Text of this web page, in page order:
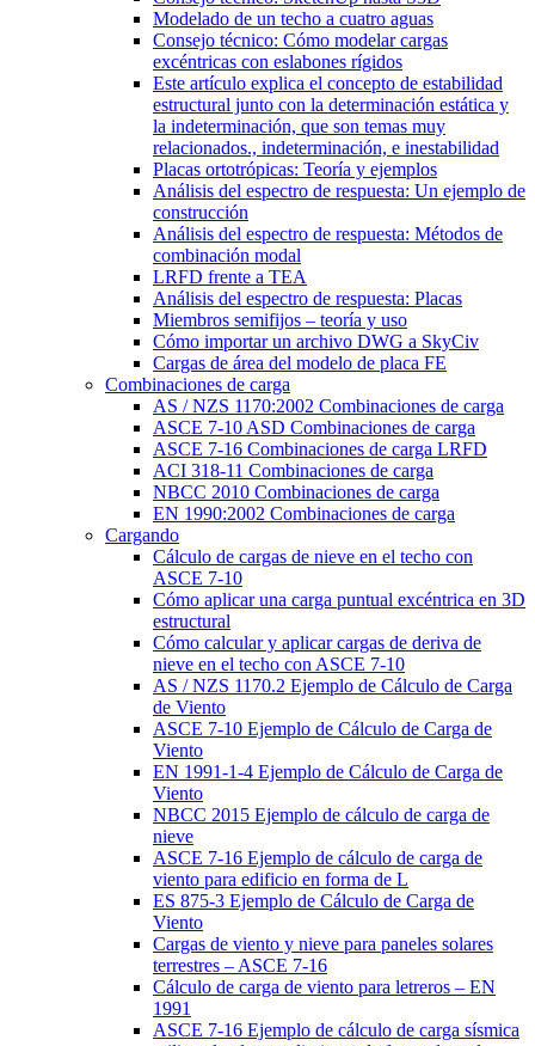
Modelado de un techo a cuatro aguas
Consejo técnico: Cómo modelar cargas
excéntricas con eslabones rígidos
Este artículo explica el concepto de estabilidad
estructural junto con la determinación estática y
la indeterminación, que son temas muy
relacionados., indeterminación, e inestabilidad
Placas ortotrópicas: Teoría y ejemplos
Análisis del espectro de respuesta: Un ejemplo de
construcción
Análisis del espectro de respuesta: Métodos de
combinación modal
LRFD frente a TEA
Análisis del espectro de respuesta: Placas
Miembros semifijos – teoría y uso
Cómo importar un archivo DWG a SkyCiv
Cargas de área del modelo de placa FE
Combinaciones de carga
AS / NZS 1170:2002 Combinaciones de carga
ASCE 7-10 ASD Combinaciones de carga
ASCE 7-16 Combinaciones de carga LRFD
ACI 318-11 Combinaciones de carga
NBCC 2010 Combinaciones de carga
EN 1990:2002 Combinaciones de carga
Cargando
Cálculo de cargas de nieve en el techo con
ASCE 7-10
Cómo aplicar una carga puntual excéntrica en 3D
estructural
Cómo calcular y aplicar cargas de deriva de
nieve en el techo con ASCE 7-10
AS / NZS 1170.2 Ejemplo de Cálculo de Carga
de Viento
ASCE 7-10 Ejemplo de Cálculo de Carga de
Viento
EN 1991-1-4 Ejemplo de Cálculo de Carga de
Viento
NBCC 2015 Ejemplo de cálculo de carga de
nieve
ASCE 7-16 Ejemplo de cálculo de carga de
viento para edificio en forma de L
ES 875-3 Ejemplo de Cálculo de Carga de
Viento
Cargas de viento y nieve para paneles solares
terrestres – ASCE 7-16
Cálculo de carga de viento para letreros – EN
1991
ASCE 7-16 Ejemplo de cálculo de carga sísmica